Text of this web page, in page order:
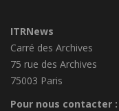
ITRNews
Carré des Archives
75 rue des Archives
75003 Paris
Pour nous contacter :